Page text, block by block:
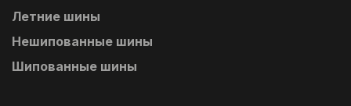
Летние шины
Нешипованные шины
Шипованные шины